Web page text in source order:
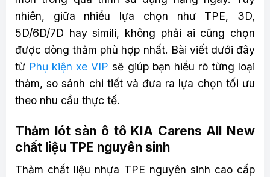
nhiên, giữa nhiều lựa chọn như TPE, 3D,
5D/6D/7D hay simili, không phải ai cũng chọn
được dòng thảm phù hợp nhất. Bài viết dưới đây
từ Phụ kiện xe VIP sẽ giúp bạn hiểu rõ từng loại
thảm, so sánh chi tiết và đưa ra lựa chọn tối ưu
theo nhu cầu thực tế.
Thảm lót sàn ô tô KIA Carens All New
chất liệu TPE nguyên sinh
Thảm chất liệu nhựa TPE nguyên sinh cao cấp